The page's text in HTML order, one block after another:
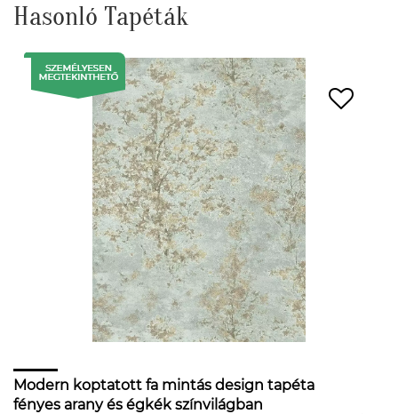
Hasonló Tapéták
Modern koptatott fa mintás design tapéta
fényes arany és égkék színvilágban